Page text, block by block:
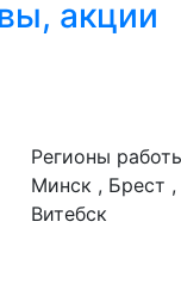
акции
Регионы
Минск , Брест
Витебск